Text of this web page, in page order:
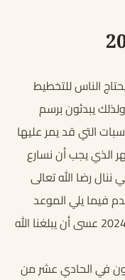
الناس للتخطيط
يبدئون برسم
التي قد يمر عليها
الذي يجب أن نسارع
رضا الله تعالى
فيما يلي الموعد
الخاص بشهر رمضان الفضيل ضمن سنة 2024 عسى أن يبلغنا الله
في الحادي عشر من